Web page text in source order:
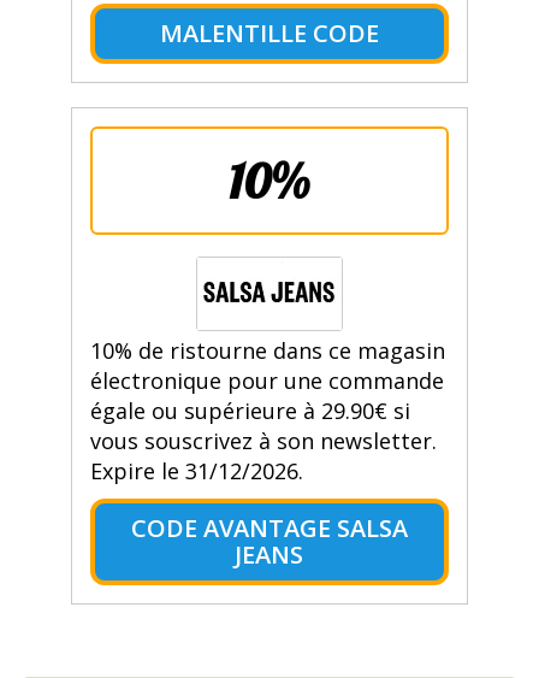
MALENTILLE CODE
10%
10% de ristourne dans ce magasin
électronique pour une commande
égale ou supérieure à 29.90€ si
vous souscrivez à son newsletter.
Expire le 31/12/2026.
CODE AVANTAGE SALSA
JEANS